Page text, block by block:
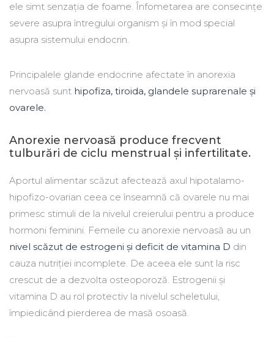
ele simt senzația de foame. Înfometarea are consecințe
severe asupra întregului organism și în mod special
asupra sistemului endocrin.
Principalele glande endocrine afectate în anorexia
nervoasă sunt hipofiza, tiroida, glandele suprarenale și
ovarele.
Anorexie nervoasă produce frecvent
tulburări de ciclu menstrual și infertilitate.
Aportul alimentar scăzut afectează axul hipotalamo-
hipofizo-ovarian ceea ce înseamnă că ovarele nu mai
primesc stimuli de la nivelul creierului pentru a produce
hormoni feminini. Femeile cu anorexie nervoasă au un
nivel scăzut de estrogeni și deficit de vitamina D din
cauza nutriției incomplete. De aceea ele sunt la risc
crescut de a dezvolta osteoporoză. Estrogenii și
vitamina D au rol protectiv la nivelul scheletului,
împiedicând pierderea de masă osoasă.